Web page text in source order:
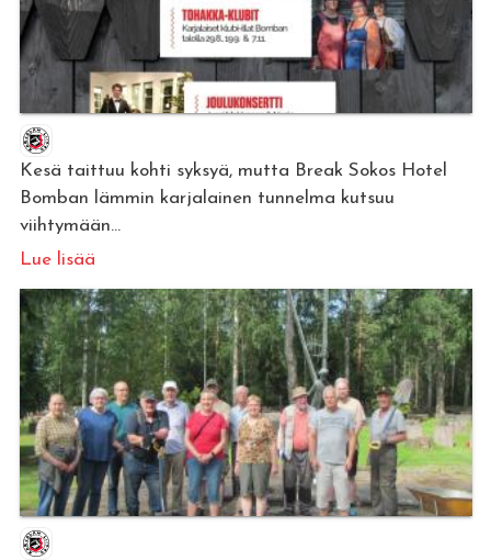
Kesä taittuu kohti syksyä, mutta Break Sokos Hotel
Bomban lämmin karjalainen tunnelma kutsuu
viihtymään...
Lue lisää